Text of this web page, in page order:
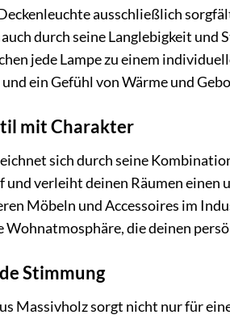
ausschließlich
durch seine Langlebigkeit
jede Lampe zu einem
ein Gefühl von Wärme und
mit Charakter
sich durch seine
verleiht deinen Räumen
Möbeln und Accessoires im
die deinen
Stimmung
Massivholz sorgt nicht nur für